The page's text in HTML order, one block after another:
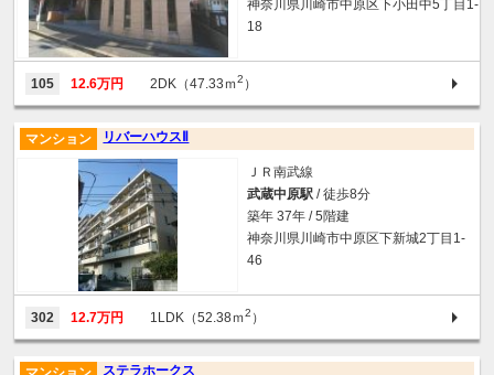
神奈川県川崎市中原区下小田中5丁目1-
18
105 12.6万円 2DK（47.33ｍ2 ）
リバーハウスⅡ
マンション
ＪＲ南武線
武蔵中原駅 / 徒歩8分
築年 37年 / 5階建
神奈川県川崎市中原区下新城2丁目1-
46
302 12.7万円 1LDK（52.38ｍ2 ）
ステラホークス